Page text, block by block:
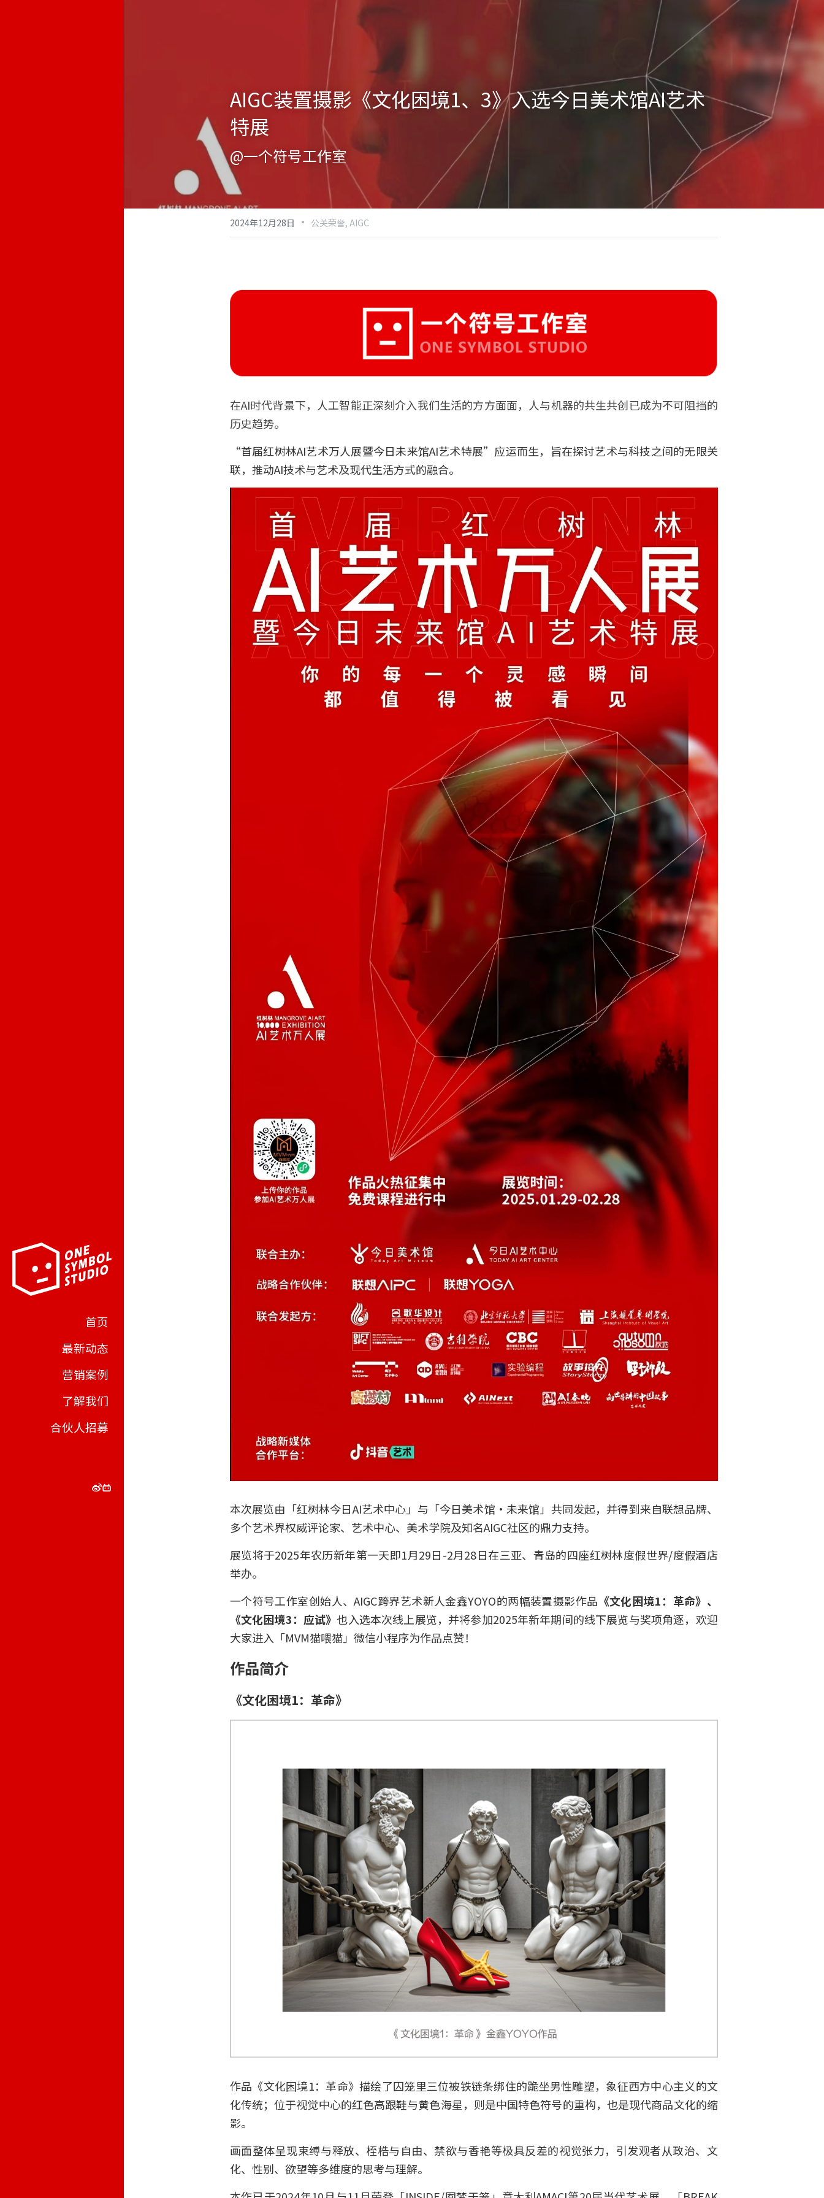
首页
最新动态
营销案例
了解我们
合伙人招募
AIGC装置摄影《文化困境1、3》入选今日美术馆AI艺术
特展
@一个符号工作室
2024年12月28日 · 公关荣誉, AIGC
在AI时代背景下，人工智能正深刻介入我们生活的方方面面，人与机器的共生共创已成为不可阻挡的
历史趋势。
“首届红树林AI艺术万人展暨今日未来馆AI艺术特展”应运而生，旨在探讨艺术与科技之间的无限关
联，推动AI技术与艺术及现代生活方式的融合。
本次展览由「红树林今日AI艺术中心」与「今日美术馆·未来馆」共同发起，并得到来自联想品牌、
多个艺术界权威评论家、艺术中心、美术学院及知名AIGC社区的鼎力支持。
展览将于2025年农历新年第一天即1月29日-2月28日在三亚、青岛的四座红树林度假世界/度假酒店
举办。
一个符号工作室创始人、AIGC跨界艺术新人金鑫YOYO的两幅装置摄影作品 《文化困境1：革命》、
《文化困境3：应试》也入选本次线上展览，并将参加2025年新年期间的线下展览与奖项角逐，欢迎
大家进入「MVM猫喂猫」微信小程序为作品点赞！
作品简介
《文化困境1：革命》
作品《文化困境1：革命》描绘了囚笼里三位被铁链条绑住的跪坐男性雕塑，象征西方中心主义的文
化传统；位于视觉中心的红色高跟鞋与黄色海星，则是中国特色符号的重构，也是现代商品文化的缩
影。
画面整体呈现束缚与释放、桎梏与自由、禁欲与香艳等极具反差的视觉张力，引发观者从政治、文
化、性别、欲望等多维度的思考与理解。